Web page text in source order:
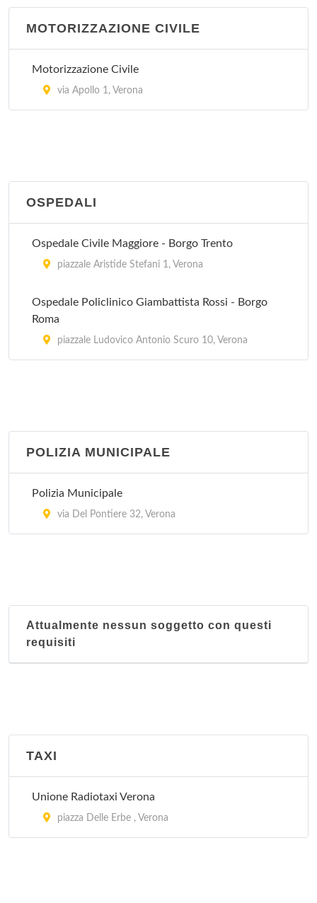
Guardia Medica - San Pietro In Cariano
MOTORIZZAZIONE CIVILE
Motorizzazione Civile
via Apollo 1, Verona
OSPEDALI
Ospedale Civile Maggiore - Borgo Trento
piazzale Aristide Stefani 1, Verona
Ospedale Policlinico Giambattista Rossi - Borgo
Roma
piazzale Ludovico Antonio Scuro 10, Verona
POLIZIA MUNICIPALE
Polizia Municipale
via Del Pontiere 32, Verona
Attualmente nessun soggetto con questi
requisiti
TAXI
Unione Radiotaxi Verona
piazza Delle Erbe , Verona